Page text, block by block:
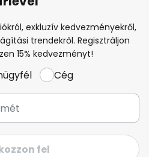
exkluzív kedvezményekről,
trendekről. Regisztráljon
15% kedvezményt!
Cég
fel